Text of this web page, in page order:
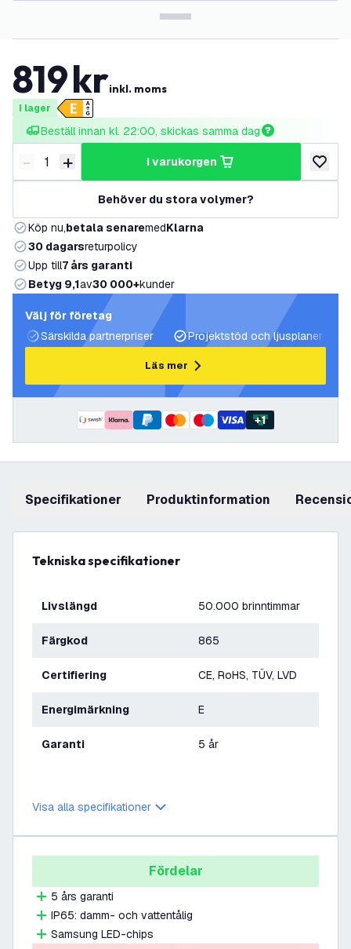
819krinkl. moms
I lager
Beställ innan kl. 22:00, skickas samma dag
Minska antal
- Öka antal
+ i varukorgen
lägg
Behöver du stora volymer?
Köp nu,betala senaremedKlarna
30 dagarsreturpolicy
Upp till7 års garanti
Betyg 9,1av30 000+kunder
Välj för företag
Särskilda partnerpriser
Projektstöd och ljusplaner
Läs mer
+1
Specifikationer produktinformation
Tekniska specifikationer
Livslängd 50.000 brinntimmar
Färgkod 865
Certifiering CE, RoHS, TÜV, LVD
Energimärkning E
Garanti 5 år
Visa alla specifikationer
Fördelar
5 års garanti
IP65: damm- och vattentålig
Samsung LED-chips